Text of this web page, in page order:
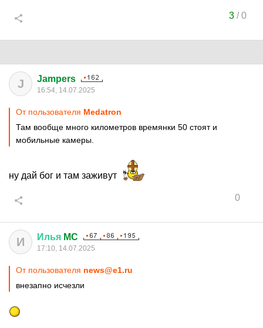
3/0
J Jampers
16:54, 14.07.2025
От пользователя Medatron
Там вообще много километров времянки 50 стоят и
мобильные камеры.
ну дай бог и там заживут
0
И Илья MC
17:10, 14.07.2025
От пользователя news@e1.ru
внезапно исчезли